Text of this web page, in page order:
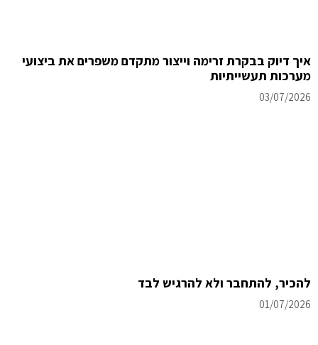
איך דיוק בבקרת זרימה וייצור מתקדם משפרים את ביצועי
מערכות תעשייתיות
03/07/2026
להכיר, להתחבר ולא להרגיש לבד
01/07/2026